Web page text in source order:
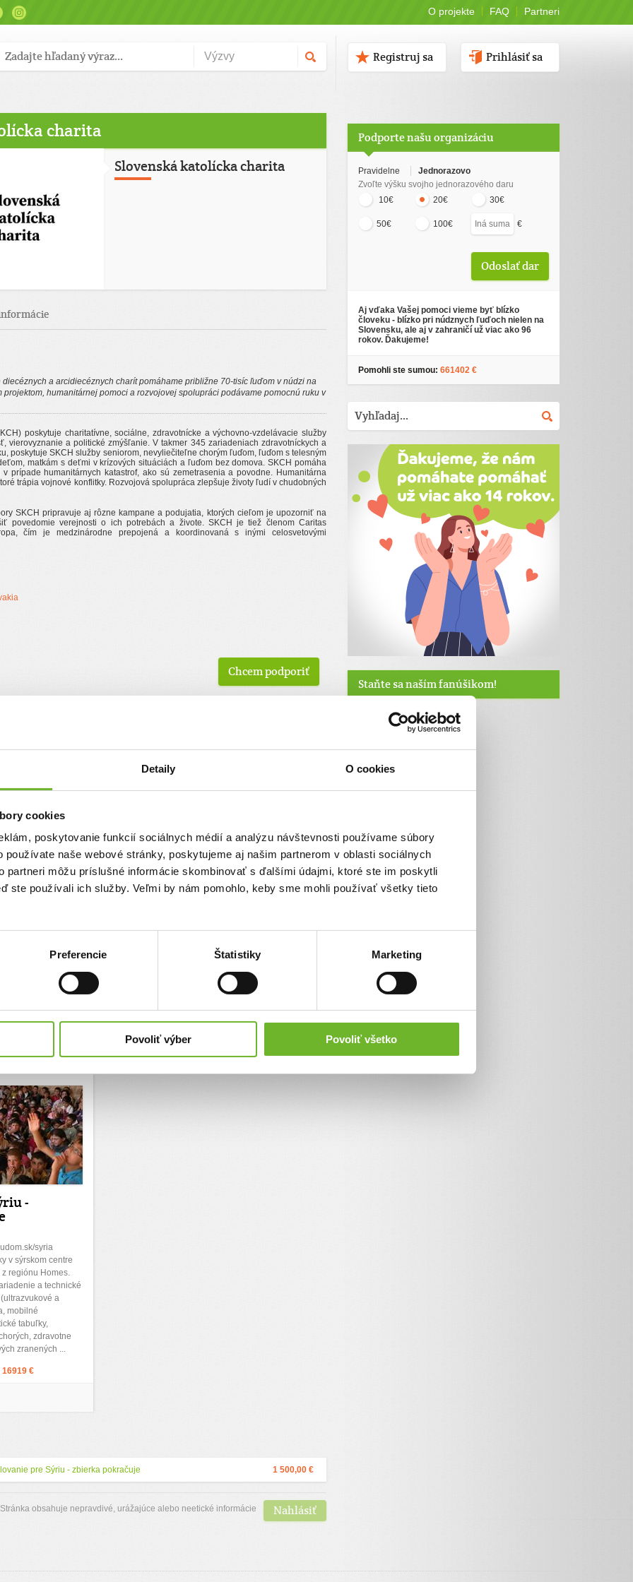
Detaily O cookies
cookies
poskytovanie funkcií sociálnych médií a analýzu návštevnosti používame súbory
používate naše webové stránky, poskytujeme aj našim partnerom v oblasti sociálnych
partneri môžu príslušné informácie skombinovať s ďalšími údajmi, ktoré ste im poskytli
ste používali ich služby. Veľmi by nám pomohlo, keby sme mohli používať všetky tieto
Preferencie Štatistiky Marketing
Povoliť výber Povoliť všetko
O projekte FAQ Partneri
Prihlásiť sa
Registruj sa
charita
Slovenská katolícka charita
a arcidiecéznych charít pomáhame približne 70-tisíc ľuďom v núdzi na
humanitárnej pomoci a rozvojovej spolupráci podávame pomocnú ruku v
poskytuje charitatívne, sociálne, zdravotnícke a výchovno-vzdelávacie služby
vierovyznanie a politické zmýšľanie. V takmer 345 zariadeniach zdravotníckych a
poskytuje SKCH služby seniorom, nevyliečiteľne chorým ľuďom, ľuďom s telesným
matkám s deťmi v krízových situáciách a ľuďom bez domova. SKCH pomáha
prípade humanitárnych katastrof, ako sú zemetrasenia a povodne. Humanitárna
trápia vojnové konflitky. Rozvojová spolupráca zlepšuje životy ľudí v chudobných
SKCH pripravuje aj rôzne kampane a podujatia, ktorých cieľom je upozorniť na
povedomie verejnosti o ich potrebách a živote. SKCH je tiež členom Caritas
čím je medzinárodne prepojená a koordinovaná s inými celosvetovými
Chcem podporiť
Pravidelný 5,00 €
človek
človek Jednorazový 20,00 €
človek Jednorazový
človek Jednorazový 30,00 €
Pravidelný 10,00 €
Jednorazový
Jednorazový
(1)
-
syria
v sýrskom centre
z regiónu Homes.
a technické
a
mobilné
tabuľky,
zdravotne
zranených ...
16919 €
pre Sýriu - zbierka pokračuje 1 500,00 €
Nahlásiť
Stránka obsahuje nepravdivé, urážajúce alebo neetické informácie
Podporte našu organizáciu
Pravidelne
Jednorazovo
Zvoľte výšku svojho jednorazového daru
10€
20€ 30€
50€ 100€ €
Aj vďaka Vašej pomoci vieme byť blízko
človeku - blízko pri núdznych ľuďoch nielen na
Slovensku, ale aj v zahraničí už viac ako 96
rokov. Ďakujeme!
Pomohli ste sumou: 661402 €
Staňte sa naším fanúšikom!